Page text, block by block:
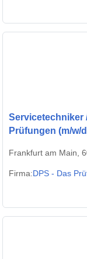
Servicetechniker
Prüfungen (m/w/
Frankfurt am Main,
Firma:DPS - Das